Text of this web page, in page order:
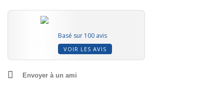
Basé sur 100 avis
VOIR LES AVIS
Envoyer à un ami